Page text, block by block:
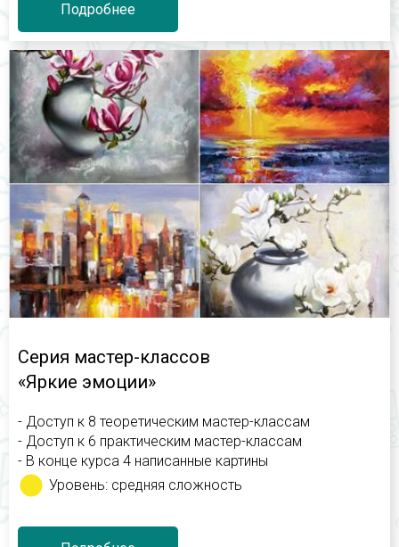
Подробнее
Серия мастер-классов
«Яркие эмоции»
- Доступ к 8 теоретическим мастер-классам
- Доступ к 6 практическим мастер-классам
- В конце курса 4 написанные картины
Уровень: средняя сложность